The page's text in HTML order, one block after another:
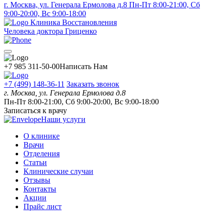
г. Москва, ул. Генерала Ермолова д.8 Пн-Пт 8:00-21:00, Сб
9:00-20:00, Вс 9:00-18:00
Клиника Восстановления
Человека доктора Гриценко
+7 985 311-50-00Написать Нам
+7 (499) 148-36-11 Заказать звонок
г. Москва, ул. Генерала Ермолова д.8
Пн-Пт 8:00-21:00, Сб 9:00-20:00, Вс 9:00-18:00
Записаться к врачу
Наши услуги
О клинике
Врачи
Отделения
Статьи
Клинические случаи
Отзывы
Контакты
Акции
Прайс лист